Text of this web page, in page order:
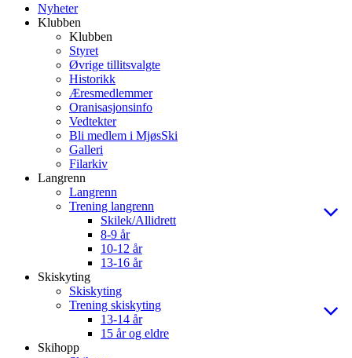
Nyheter
Klubben
Klubben
Styret
Øvrige tillitsvalgte
Historikk
Æresmedlemmer
Oranisasjonsinfo
Vedtekter
Bli medlem i MjøsSki
Galleri
Filarkiv
Langrenn
Langrenn
Trening langrenn
Skilek/Allidrett
8-9 år
10-12 år
13-16 år
Skiskyting
Skiskyting
Trening skiskyting
13-14 år
15 år og eldre
Skihopp